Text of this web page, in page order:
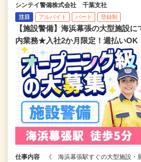
シンテイ警備株式会社 千葉支社
注目 アルバイト パート 登録制
【施設警備】海浜幕張の大型施設
内業務★入社2か月限定！週払いOK
仕事内容
《 海浜幕張駅すぐの大型施設・